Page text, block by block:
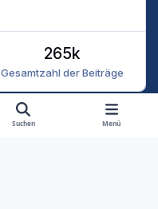
Gesamtzahl der Beiträge
265k
Suchen Menü